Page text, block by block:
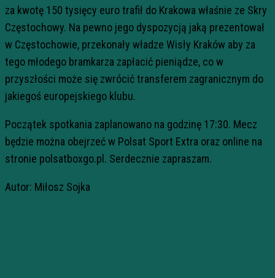
za kwotę 150 tysięcy euro trafił do Krakowa właśnie ze Skry
Częstochowy. Na pewno jego dyspozycją jaką prezentował
w Częstochowie, przekonały władze Wisły Kraków aby za
tego młodego bramkarza zapłacić pieniądze, co w
przyszłości może się zwrócić transferem zagranicznym do
jakiegoś europejskiego klubu.
Początek spotkania zaplanowano na godzinę 17:30. Mecz
będzie można obejrzeć w Polsat Sport Extra oraz online na
stronie polsatboxgo.pl. Serdecznie zapraszam.
Autor: Miłosz Sojka